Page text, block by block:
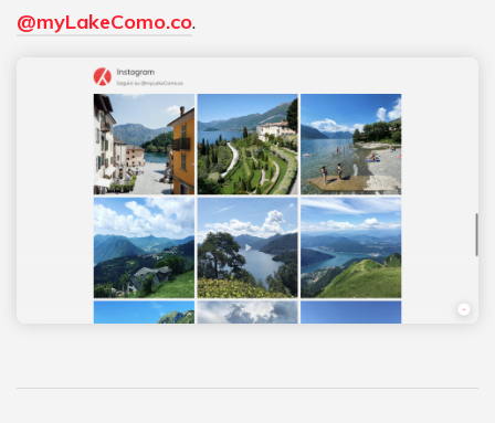
@myLakeComo.co.